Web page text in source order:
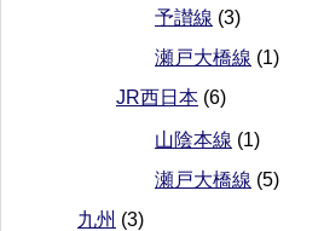
予讃線 (3)
瀬戸大橋線 (1)
JR西日本 (6)
山陰本線 (1)
瀬戸大橋線 (5)
九州 (3)